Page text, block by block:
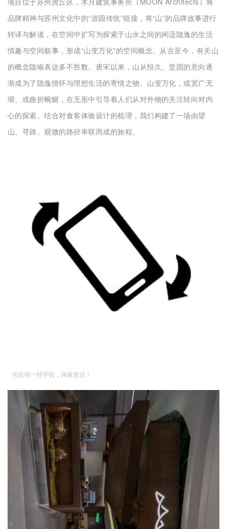
品牌精神与苏州文化中的“游园传统”链接，将“山”的品牌故事进行
转译与解读，在空间中扩写为探索于山水之间的闲适隐逸的生活
情趣与空间叙事，形成“山变万化”的空间概念。 从古至今，有关山
的概念隐喻表达多不胜数。 唐宋以来，山从恒久、坚固的意向逐
渐成为了隐逸情怀与理想生活的寄情之物。 山变万化，或宽广无
垠、或曲折蜿蜒，在无形中引导着人们从对外物的关注转向对内
心的探索。结合对食客体验设计的梳理，我们构建了一场由望
山、寻路、观微的路径串联而成的旅程。
向右转一转手机，体验更佳！